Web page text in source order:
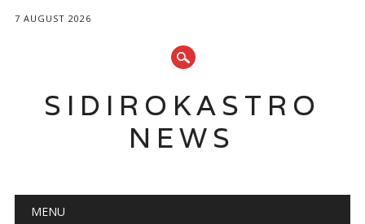
7 AUGUST 2026
SIDIROKASTRO
NEWS
Main menu
MENU